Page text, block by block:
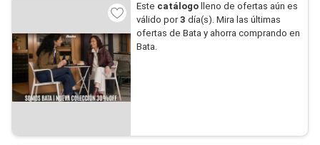
Este catálogolleno de ofertas aún es
válido por3 día(s). Mira las últimas
ofertas de Bata y ahorra comprando en
Bata.